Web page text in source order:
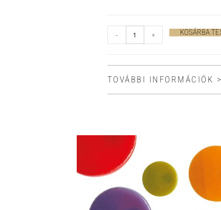
- + KOSÁRBA
TOVÁBBI INFORMÁCIÓK >